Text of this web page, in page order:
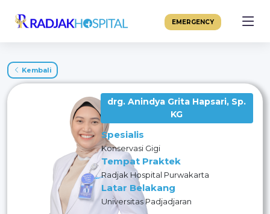
EMERGENCY
Kembali
drg. Anindya Grita Hapsari, Sp.
KG
Spesialis
Konservasi Gigi
Tempat Praktek
Radjak Hospital Purwakarta
Latar Belakang
Universitas Padjadjaran